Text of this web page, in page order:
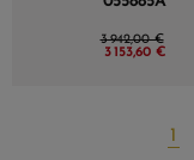
3 942,00 €
3 153,60 €
1